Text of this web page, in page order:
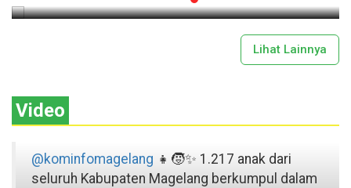
Lihat Lainnya
Video
@kominfomagelang 👧🧒✨ 1.217 anak dari
seluruh Kabupaten Magelang berkumpul dalam